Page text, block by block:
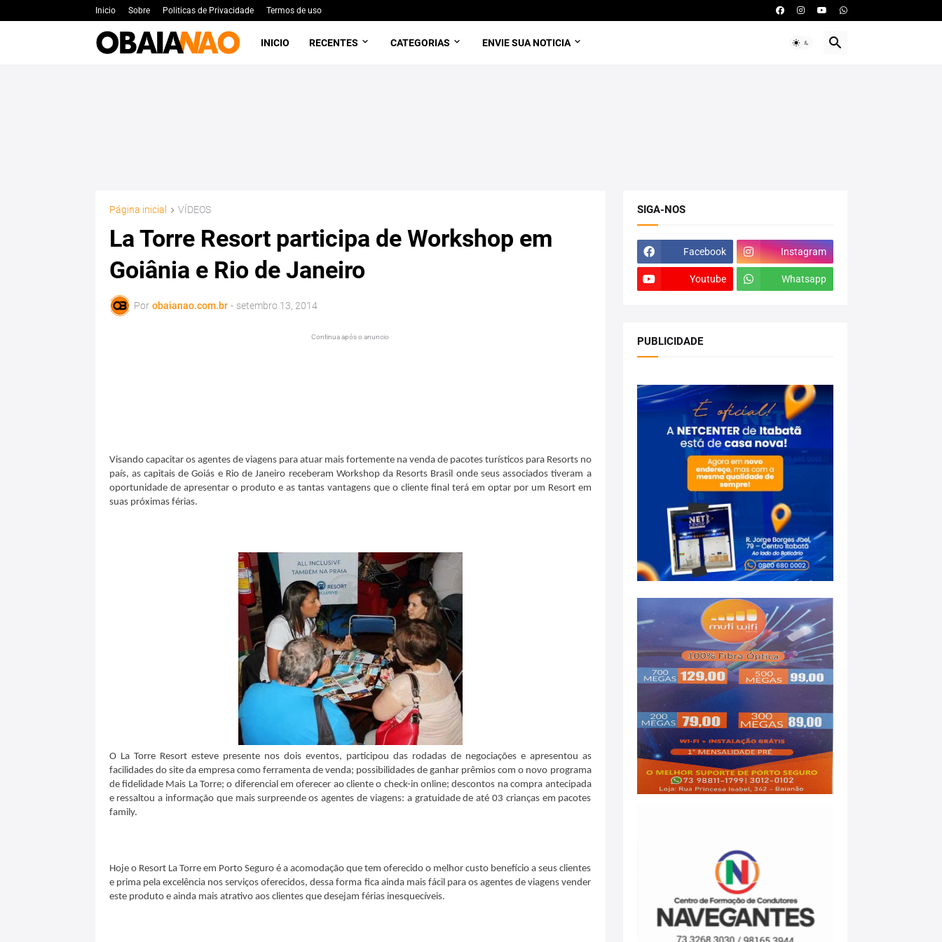
Inicio Sobre Politicas de Privacidade Termos de uso
INICIO RECENTES CATEGORIAS ENVIE SUA NOTICIA
Página inicial VÍDEOS
La Torre Resort participa de Workshop em
Goiânia e Rio de Janeiro
Por obaianao.com.br - setembro 13, 2014
Continua após o anuncio
Visando capacitar os agentes de viagens para atuar mais fortemente na venda de pacotes turísticos para Resorts no
país, as capitais de Goiás e Rio de Janeiro receberam Workshop da Resorts Brasil onde seus associados tiveram a
oportunidade de apresentar o produto e as tantas vantagens que o cliente final terá em optar por um Resort em
suas próximas férias.
O La Torre Resort esteve presente nos dois eventos, participou das rodadas de negociações e apresentou as
facilidades do site da empresa como ferramenta de venda; possibilidades de ganhar prêmios com o novo programa
de fidelidade Mais La Torre; o diferencial em oferecer ao cliente o check-in online; descontos na compra antecipada
e ressaltou a informação que mais surpreende os agentes de viagens: a gratuidade de até 03 crianças em pacotes
family.
Hoje o Resort La Torre em Porto Seguro é a acomodação que tem oferecido o melhor custo benefício a seus clientes
e prima pela excelência nos serviços oferecidos, dessa forma fica ainda mais fácil para os agentes de viagens vender
este produto e ainda mais atrativo aos clientes que desejam férias inesquecíveis.
SIGA-NOS
Facebook Instagram
Youtube Whatsapp
PUBLICIDADE